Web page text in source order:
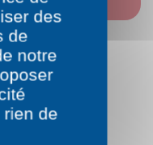
le
des
de
notre
de